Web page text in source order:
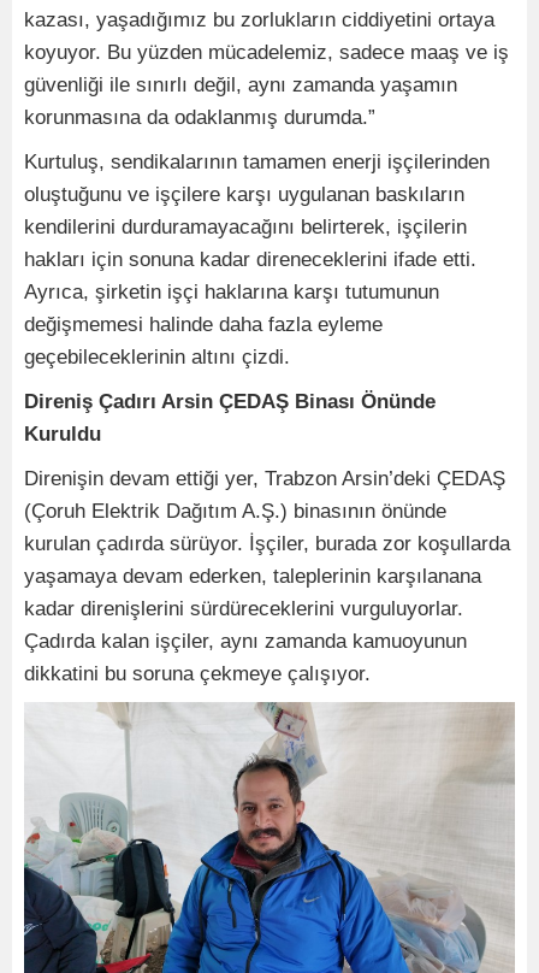
kazası, yaşadığımız bu zorlukların ciddiyetini ortaya
koyuyor. Bu yüzden mücadelemiz, sadece maaş ve iş
güvenliği ile sınırlı değil, aynı zamanda yaşamın
korunmasına da odaklanmış durumda.”
Kurtuluş, sendikalarının tamamen enerji işçilerinden
oluştuğunu ve işçilere karşı uygulanan baskıların
kendilerini durduramayacağını belirterek, işçilerin
hakları için sonuna kadar direneceklerini ifade etti.
Ayrıca, şirketin işçi haklarına karşı tutumunun
değişmemesi halinde daha fazla eyleme
geçebileceklerinin altını çizdi.
Direniş Çadırı Arsin ÇEDAŞ Binası Önünde
Kuruldu
Direnişin devam ettiği yer, Trabzon Arsin’deki ÇEDAŞ
(Çoruh Elektrik Dağıtım A.Ş.) binasının önünde
kurulan çadırda sürüyor. İşçiler, burada zor koşullarda
yaşamaya devam ederken, taleplerinin karşılanana
kadar direnişlerini sürdüreceklerini vurguluyorlar.
Çadırda kalan işçiler, aynı zamanda kamuoyunun
dikkatini bu soruna çekmeye çalışıyor.